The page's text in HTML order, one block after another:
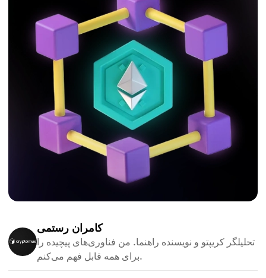
کامران رستمی
تحلیلگر کریپتو و نویسنده راهنما. من فناوری‌های پیچیده را
برای همه قابل فهم می‌کنم.